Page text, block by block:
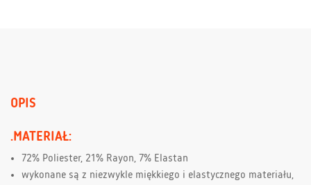
OPIS
.MATERIAŁ:
72% Poliester, 21% Rayon, 7% Elastan
wykonane są z niezwykle miękkiego i elastycznego materiału,